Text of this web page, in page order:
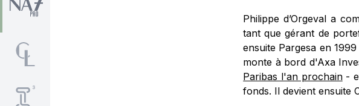
Philippe d’Orgeval a
tant que gérant de
ensuite Pargesa en
monte à bord d'Axa
Paribas l'an prochain-
fonds. Il devient ensuite